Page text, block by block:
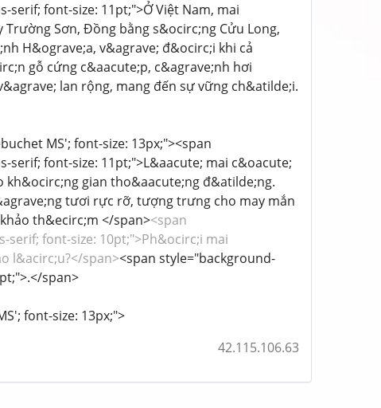
font-size: 11pt;">Ở Việt Nam, mai
Sơn, Đồng bằng s&ocirc;ng Cửu Long,
H&ograve;a, v&agrave; đ&ocirc;i khi cả
gỗ cứng c&aacute;p, c&agrave;nh hơi
lan rộng, mang đến sự vững ch&atilde;i.
MS'; font-size: 13px;"><span
font-size: 11pt;">L&aacute; mai c&oacute;
gian tho&aacute;ng đ&atilde;ng.
tươi rực rỡ, tượng trưng cho may mắn
th&ecirc;m </span><span
font-size: 10pt;">Ph&ocirc;i mai
l&acirc;u?</span><span style="background-
span>
font-size: 13px;">
42.115.106.63